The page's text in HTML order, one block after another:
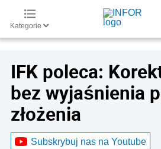
Kategorie
IFK poleca:
bez wyjaśnienia
złożenia
Subskrybuj nas na Youtube